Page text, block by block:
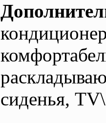
сиденья,